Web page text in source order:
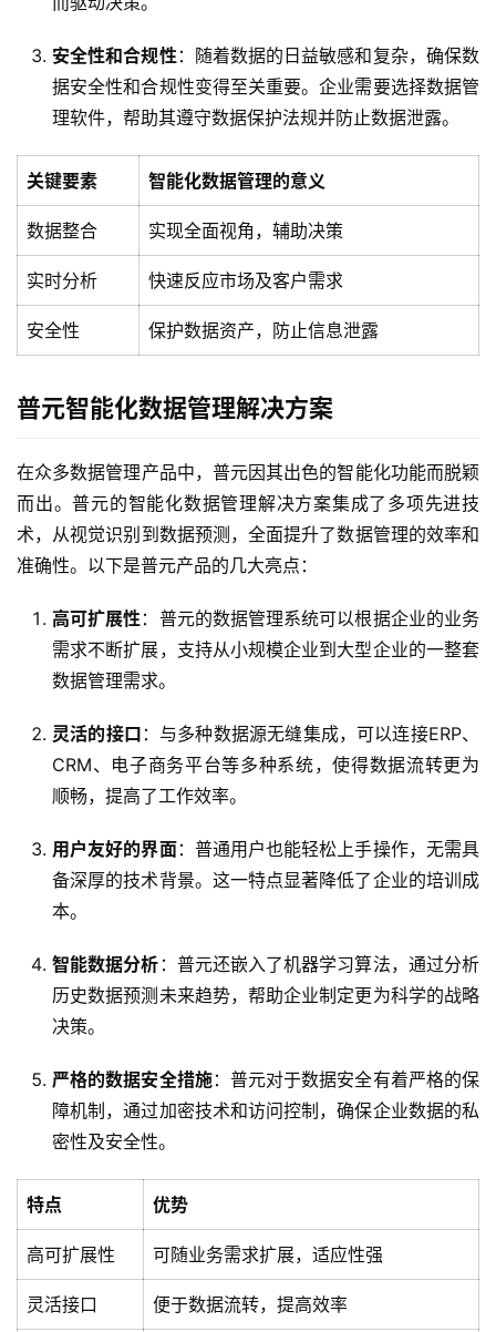
最
新
安全性和合规性：随着数据的日益敏感和复杂，确保数
据安全性和合规性变得至关重要。企业需要选择数据管
理软件，帮助其遵守数据保护法规并防止数据泄露。
关键要素 智能化数据管理的意义
数据整合 实现全面视角，辅助决策
实时分析 快速反应市场及客户需求
安全性 保护数据资产，防止信息泄露
普元智能化数据管理解决方案
在众多数据管理产品中，普元因其出色的智能化功能而脱颖
而出。普元的智能化数据管理解决方案集成了多项先进技
术，从视觉识别到数据预测，全面提升了数据管理的效率和
准确性。以下是普元产品的几大亮点：
高可扩展性：普元的数据管理系统可以根据企业的业务
需求不断扩展，支持从小规模企业到大型企业的一整套
数据管理需求。
灵活的接口 ：与多种数据源无缝集成，可以连接ERP、
CRM、电子商务平台等多种系统，使得数据流转更为
顺畅，提高了工作效率。
用户友好的界面：普通用户也能轻松上手操作，无需具
备深厚的技术背景。这一特点显著降低了企业的培训成
本。
智能数据分析 ：普元还嵌入了机器学习算法，通过分析
历史数据预测未来趋势，帮助企业制定更为科学的战略
决策。
严格的数据安全措施：普元对于数据安全有着严格的保
障机制，通过加密技术和访问控制，确保企业数据的私
密性及安全性。
特点 优势
高可扩展性 可随业务需求扩展，适应性强
灵活接口 便于数据流转，提高效率